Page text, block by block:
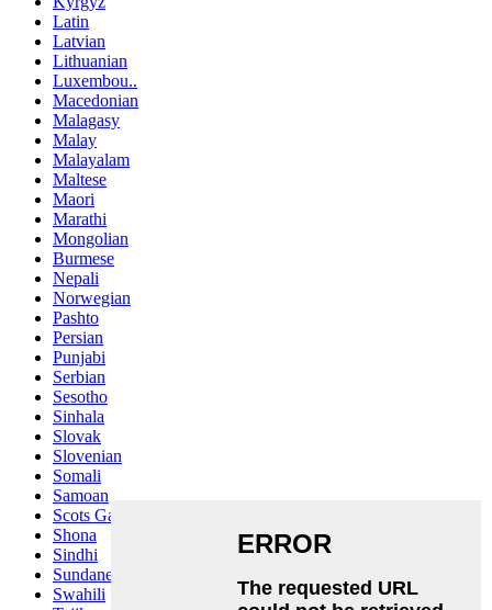
Latin
Latvian
Lithuanian
Luxembou..
Macedonian
Malagasy
Malay
Malayalam
Maltese
Maori
Marathi
Mongolian
Burmese
Nepali
Norwegian
Pashto
Persian
Punjabi
Serbian
Sesotho
Sinhala
Slovak
Slovenian
Somali
Samoan
Scots Gaelic
Shona
Sindhi
Sundanese
Swahili